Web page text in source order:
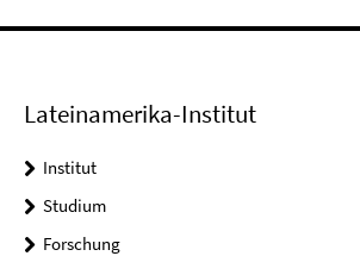
Lateinamerika-Institut
Institut
Studium
Forschung